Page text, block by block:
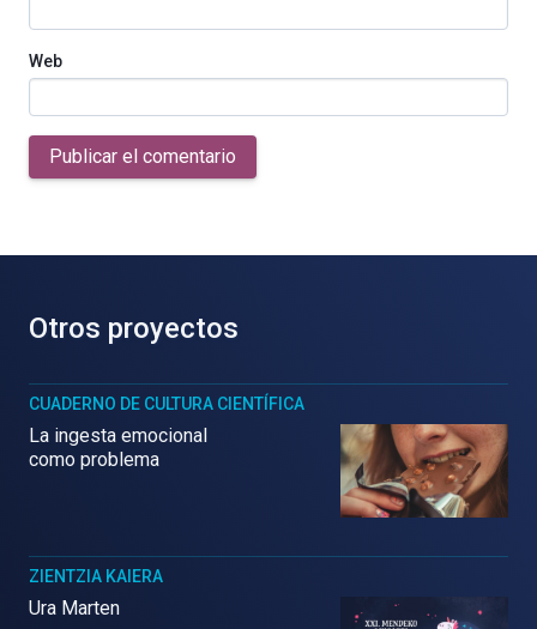
Web
Publicar el comentario
Otros proyectos
CUADERNO DE CULTURA CIENTÍFICA
La ingesta emocional
como problema
ZIENTZIA KAIERA
Ura Marten